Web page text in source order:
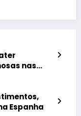
nas
Espanha